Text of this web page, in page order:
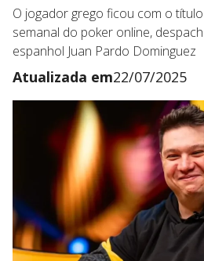
O jogador grego ficou com o
semanal do poker online,
espanhol Juan Pardo Dominguez
Atualizada em22/07/2025